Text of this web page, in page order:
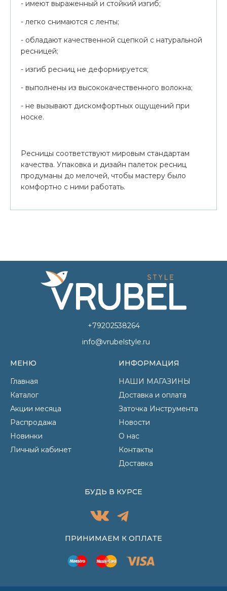
- имеют выраженный и стойкий изгиб;
- легко снимаются с ленты;
- обладают качественной сцепкой с натуральной
ресницей;
- изгиб ресниц не деформируется;
- выполнены из высококачественного волокна;
- не вызывают дискомфортных ощущений при
носке.
Ресницы соответствуют мировым стандартам
качества. Упаковка и дизайн палеток ресниц
продуманы до мелочей, чтобы мастеру было
комфортно с ними работать.
+79202538264
info@vrubelstyle.ru
МЕНЮ
Главная
Каталог
Акции месяца
Распродажа
Новинки
Личный кабинет
ИНФОРМАЦИЯ
НАШИ МАГАЗИНЫ
Доставка и оплата
Заточка Инструмента
Новости
О нас
Контакты
Доставка
ПРИНИМАЕМ К ОПЛАТЕ
БУДЬ В КУРСЕ